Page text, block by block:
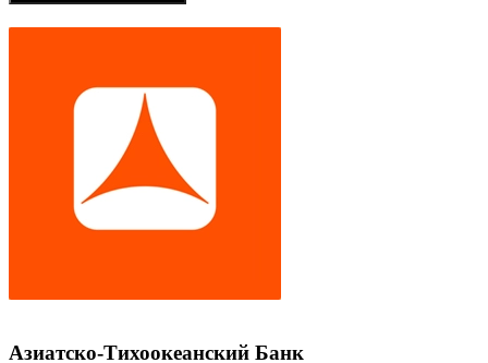
Азиатско-Тихоокеанский Банк